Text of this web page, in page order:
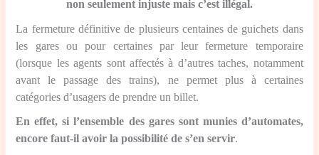
non seulement injuste mais c’est illégal.
La fermeture définitive de plusieurs centaines de guichets dans
les gares ou pour certaines par leur fermeture temporaire
(lorsque les agents sont affectés à d’autres taches, notamment
avant le passage des trains), ne permet plus à certaines
catégories d’usagers de prendre un billet.
En effet, si l’ensemble des gares sont munies d’automates,
encore faut-il avoir la possibilité de s’en servir.